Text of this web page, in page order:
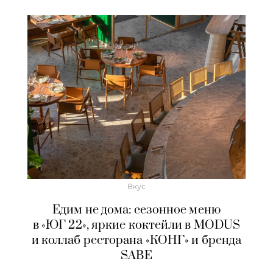
Вкус
Едим не дома: сезонное меню
в «ЮГ 22», яркие коктейли в MODUS
и коллаб ресторана «КОНГ» и бренда
SABE